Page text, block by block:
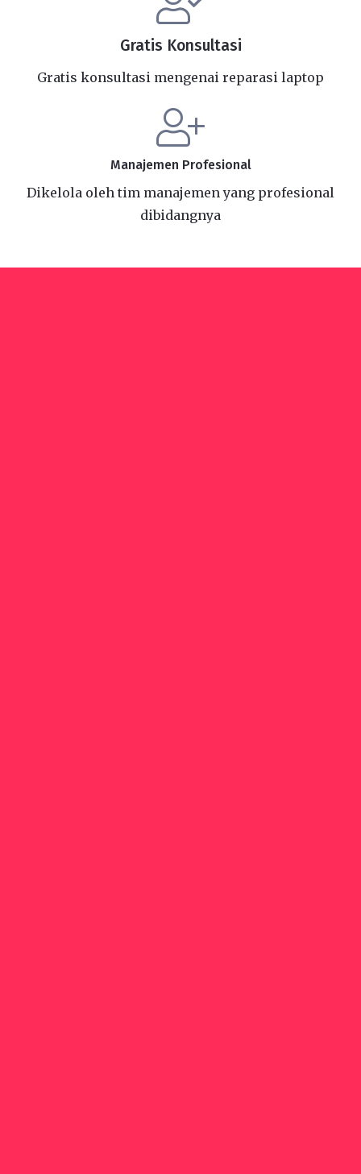
Gratis Konsultasi
Gratis konsultasi mengenai reparasi laptop
Manajemen Profesional
Dikelola oleh tim manajemen yang profesional
dibidangnya